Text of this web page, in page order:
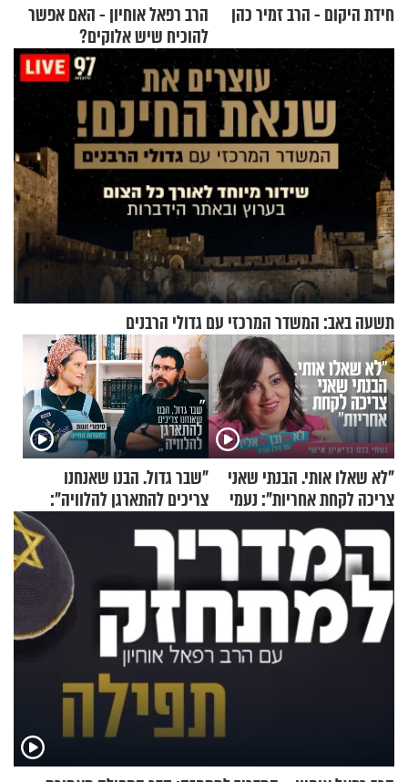
חידת היקום - הרב זמיר כהן
הרב רפאל אוחיון - האם אפשר
להוכיח שיש אלוקים?
תשעה באב: המשדר המרכזי עם גדולי הרבנים
"לא שאלו אותי. הבנתי שאני
צריכה לקחת אחריות": נעמי
בנט בריאיון אישי
"שבר גדול. הבנו שאנחנו
צריכים להתארגן להלוויה":
זוגיות במבחן, הפעם עם מרים
וגד דנינו